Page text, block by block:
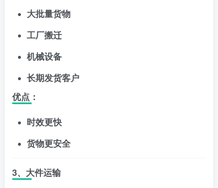
大批量货物
工厂搬迁
机械设备
长期发货客户
优点：
时效更快
货物更安全
3、大件运输